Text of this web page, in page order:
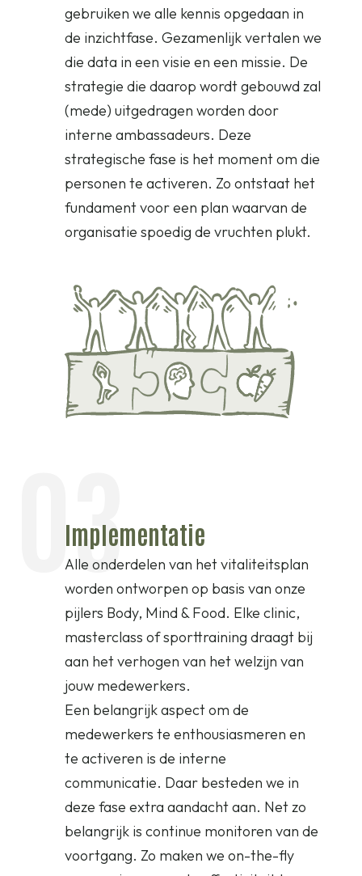
gebruiken we alle kennis opgedaan in
de inzichtfase. Gezamenlijk vertalen we
die data in een visie en een missie. De
strategie die daarop wordt gebouwd zal
(mede) uitgedragen worden door
interne ambassadeurs. Deze
strategische fase is het moment om die
personen te activeren. Zo ontstaat het
fundament voor een plan waarvan de
organisatie spoedig de vruchten plukt.
03
Implementatie
Alle onderdelen van het vitaliteitsplan
worden ontworpen op basis van onze
pijlers Body, Mind & Food. Elke clinic,
masterclass of sporttraining draagt bij
aan het verhogen van het welzijn van
jouw medewerkers.
Een belangrijk aspect om de
medewerkers te enthousiasmeren en
te activeren is de interne
communicatie. Daar besteden we in
deze fase extra aandacht aan. Net zo
belangrijk is continue monitoren van de
voortgang. Zo maken we on-the-fly